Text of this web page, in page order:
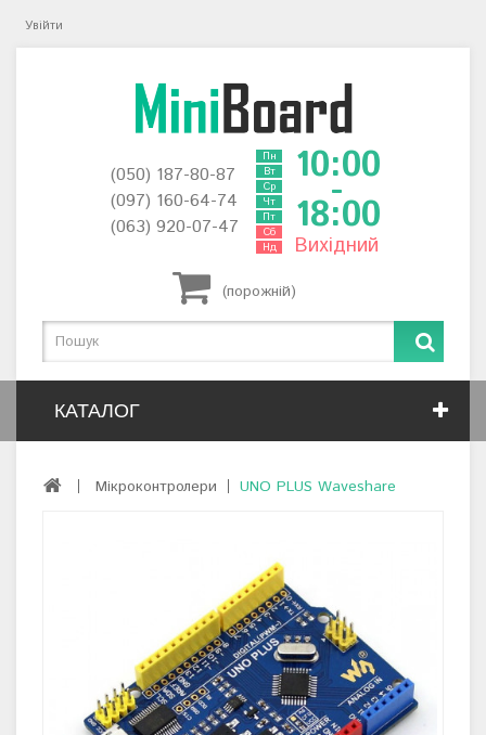
Увійти
(порожній)
(050) 187-80-87
(097) 160-64-74
(063) 920-07-47
Пн
Вт
Ср
Чт
Пт
Сб
Нд
10:00
-
18:00
Вихідний
КАТАЛОГ
Мікроконтролери UNO PLUS Waveshare